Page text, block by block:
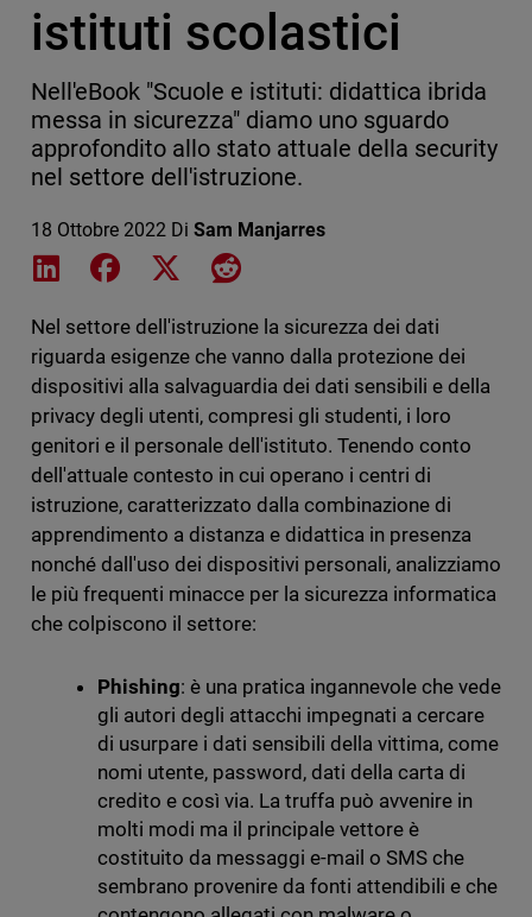
istituti scolastici
Nell'eBook "Scuole e istituti: didattica ibrida
messa in sicurezza" diamo uno sguardo
approfondito allo stato attuale della security
nel settore dell'istruzione.
18 Ottobre 2022 Di Sam Manjarres
Share on LinkedIn
Share on Facebook
Share on XShare on Reddit
Nel settore dell'istruzione la sicurezza dei dati
riguarda esigenze che vanno dalla protezione dei
dispositivi alla salvaguardia dei dati sensibili e della
privacy degli utenti, compresi gli studenti, i loro
genitori e il personale dell'istituto. Tenendo conto
dell'attuale contesto in cui operano i centri di
istruzione, caratterizzato dalla combinazione di
apprendimento a distanza e didattica in presenza
nonché dall'uso dei dispositivi personali, analizziamo
le più frequenti minacce per la sicurezza informatica
che colpiscono il settore:
Phishing: è una pratica ingannevole che vede
gli autori degli attacchi impegnati a cercare
di usurpare i dati sensibili della vittima, come
nomi utente, password, dati della carta di
credito e così via. La truffa può avvenire in
molti modi ma il principale vettore è
costituito da messaggi e-mail o SMS che
sembrano provenire da fonti attendibili e che